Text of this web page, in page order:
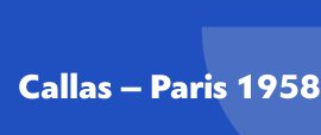
Callas – Paris 1958